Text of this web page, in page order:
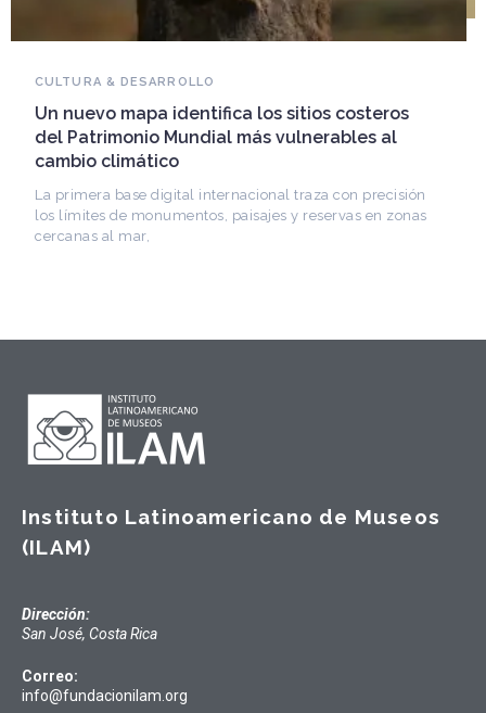
Falleció Ramón Gutiérrez, guardián del
patrimonio iberoamericano
Arquitecto, historiador e Investigador Superior del
CONICET, fundó el CEDODAL e impulsó los Seminarios
de Arquitectura Latinoamericana. Publicó más de
Instituto Latinoamericano de Museos
(ILAM)
Dirección:
San José, Costa Rica
Correo:
info@fundacionilam.org